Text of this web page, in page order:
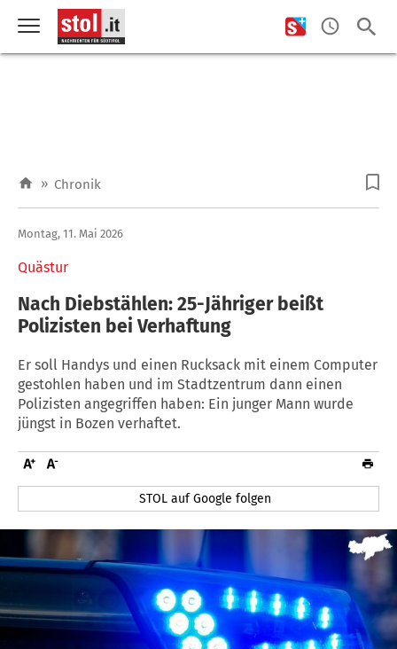
» Chronik
Quästur
Montag, 11. Mai 2026
Nach Diebstählen: 25-Jähriger beißt
Polizisten bei Verhaftung
Er soll Handys und einen Rucksack mit einem Computer
gestohlen haben und im Stadtzentrum dann einen
Polizisten angegriffen haben: Ein junger Mann wurde
jüngst in Bozen verhaftet.
STOL auf Google folgen